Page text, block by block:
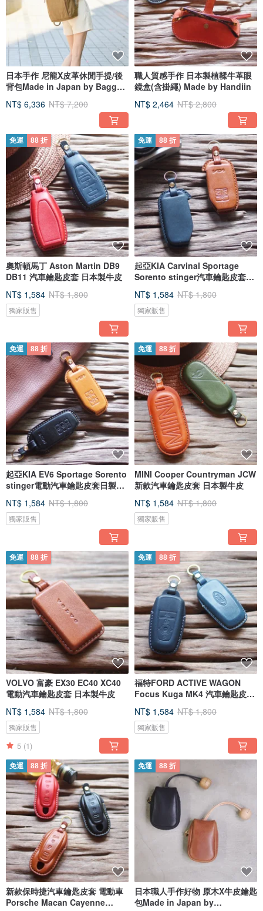
日本手作 尼龍X皮革休閒手提/後
背包Made in Japan by Baggy
NT$ 6,336 NT$ 7,200
職人質感手作 日本製植鞣牛革眼
鏡盒(含掛繩) Made by Handiin
NT$ 2,464 NT$ 2,800
免運 88 折
奧斯頓馬丁 Aston Martin DB9
DB11 汽車鑰匙皮套 日本製牛皮
NT$ 1,584 NT$ 1,800
獨家販售
免運 88 折
起亞KIA Carvinal Sportage
Sorento stinger汽車鑰匙皮套日
NT$ 1,584 NT$ 1,800
獨家販售
免運 88 折
起亞KIA EV6 Sportage Sorento
stinger電動汽車鑰匙皮套日製牛
NT$ 1,584 NT$ 1,800
獨家販售
免運 88 折
MINI Cooper Countryman JCW
新款汽車鑰匙皮套 日本製牛皮
NT$ 1,584 NT$ 1,800
獨家販售
免運 88 折
VOLVO 富豪 EX30 EC40 XC40
電動汽車鑰匙皮套 日本製牛皮
NT$ 1,584 NT$ 1,800
獨家販售
5 (1)
免運 88 折
福特FORD ACTIVE WAGON
Focus Kuga MK4 汽車鑰匙皮套
NT$ 1,584 NT$ 1,800
獨家販售
免運 88 折
新款保時捷汽車鑰匙皮套 電動車
Porsche Macan Cayenne
免運 88 折
日本職人手作好物 原木X牛皮鑰匙
包Made in Japan by